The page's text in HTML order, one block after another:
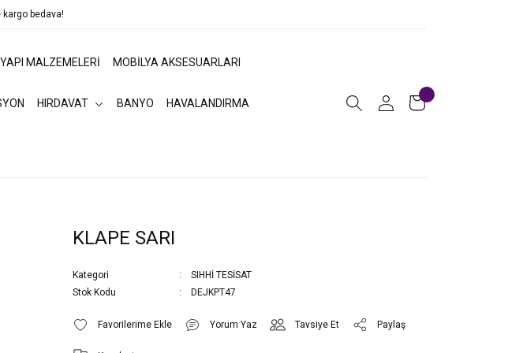
kargo bedava!
YAPI MALZEMELERİ MOBİLYA AKSESUARLARI
HIRDAVAT BANYO HAVALANDIRMA
KLAPE SARI
Kategori
SIHHİ TESİSAT
Stok Kodu
DEJKPT47
Yorum Yaz Tavsiye Et Paylaş